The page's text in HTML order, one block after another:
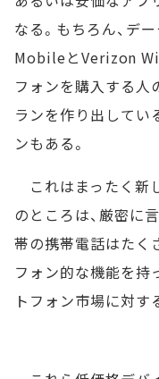
なる。もちろん、デ
MobileとVerizon
フォンを購入する人
ランを作り出してい
ンもある。
これはまったく新
のところは、厳密に
帯の携帯電話はたく
フォン的な機能を持
トフォン市場に対す